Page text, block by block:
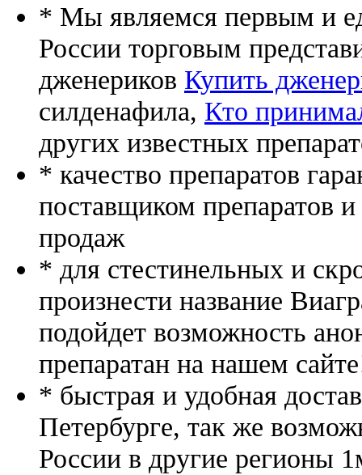
* Мы являемся первым и
России торговым
дженериков Купить
силденафила, Кто
других известных
* качество препаратов
поставщиком препаратов
продаж
* для стестинельных и
произнести название
подойдет возможность
препаратан на нашем
* быстрая и удобная
Петербурге, так же
России в другие регионы